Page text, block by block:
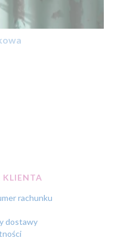
KLIENTA
rachunku
dostawy